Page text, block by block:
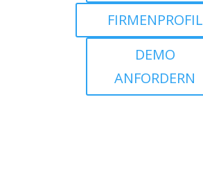
FIRMENPROFIL
DEMO
ANFORDERN